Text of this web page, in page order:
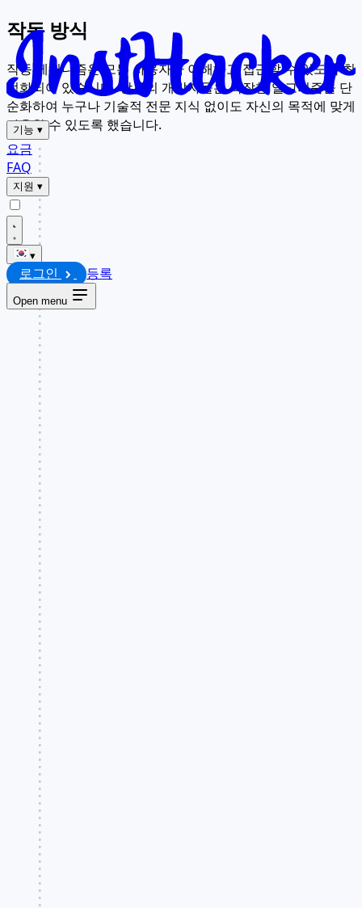
기능 ▾
요금
FAQ
지원 ▾
▾
로그인 등록
Open menu
작동 방식
작동 메커니즘은 모든 사용자가 이해하고 접근할 수 있도록 최
적화되어 있습니다. 당사의 개발자들은 복잡한 알고리즘을 단
순화하여 누구나 기술적 전문 지식 없이도 자신의 목적에 맞게
사용할 수 있도록 했습니다.